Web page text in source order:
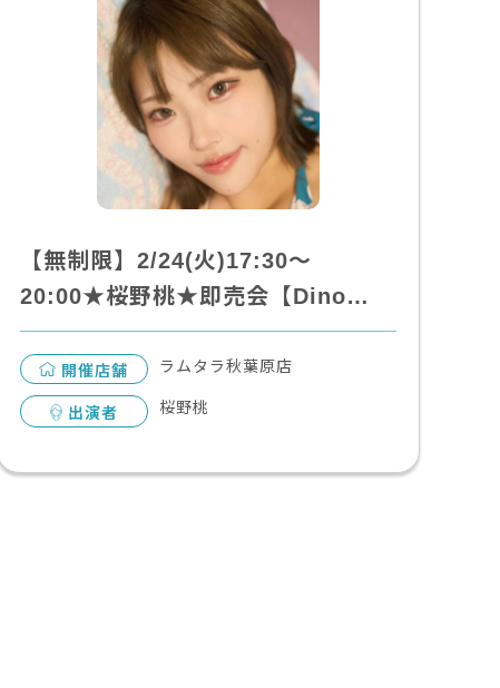
【無制限】2/24(火)17:30～
20:00★桜野桃★即売会【Dino…
開催店舗 ラムタラ秋葉原店
出演者 桜野桃